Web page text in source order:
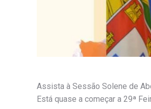
Assista à Sessão Solene de
Está quase a começar a 29ª